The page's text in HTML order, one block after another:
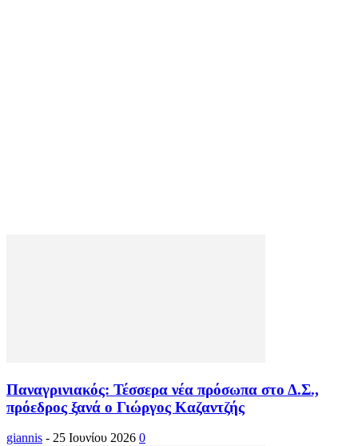
Παναγρινιακός: Τέσσερα νέα πρόσωπα στο Δ.Σ.,
πρόεδρος ξανά ο Γιώργος Καζαντζής
giannis - 25 Ιουνίου 2026 0